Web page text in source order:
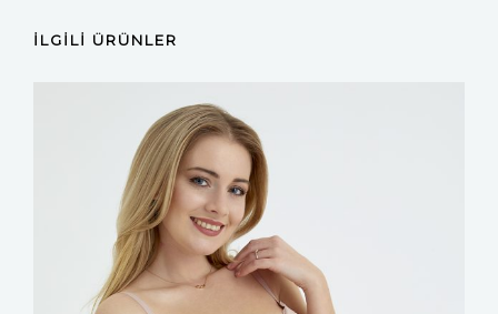
İLGILI ÜRÜNLER